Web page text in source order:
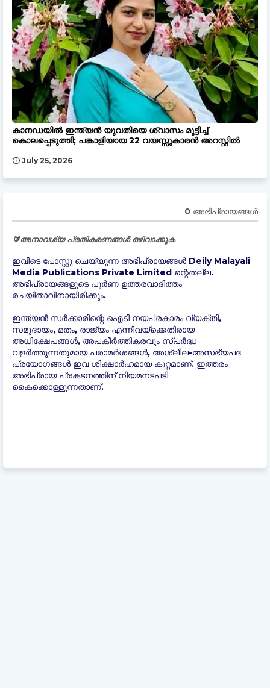
കാനഡയിൽ ഇന്ത്യൻ യുവതിയെ ശ്വാസം മുട്ടിച്ച്
കൊലപ്പെടുത്തി; പങ്കാളിയായ 22 വയസ്സുകാരൻ അറസ്റ്റിൽ
July 25, 2026
0 അഭിപ്രായങ്ങള്‍
🔰അനാവശ്യ പ്രതികരണങ്ങൾ ഒഴിവാക്കുക
ഇവിടെ പോസ്റ്റു ചെയ്യുന്ന അഭിപ്രായങ്ങൾ Deily Malayali
Media Publications Private Limited ന്റെതല്ല.
അഭിപ്രായങ്ങളുടെ പൂർണ ഉത്തരവാദിത്തം
രചയിതാവിനായിരിക്കും.
ഇന്ത്യന്‍ സർക്കാരിന്റെ ഐടി നയപ്രകാരം വ്യക്തി,
സമുദായം, മതം, രാജ്യം എന്നിവയ്ക്കെതിരായ
അധിക്ഷേപങ്ങൾ, അപകീർത്തികരവും സ്പർദ്ധ
വളർത്തുന്നതുമായ പരാമർശങ്ങൾ, അശ്ലീല-അസഭ്യപദ
പ്രയോഗങ്ങൾ ഇവ ശിക്ഷാർഹമായ കുറ്റമാണ്. ഇത്തരം
അഭിപ്രായ പ്രകടനത്തിന് നിയമനടപടി
കൈക്കൊള്ളുന്നതാണ്.